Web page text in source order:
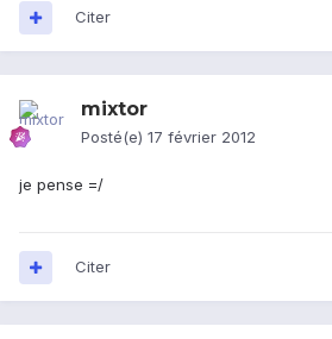
Citer
mixtor
Posté(e) 17 février 2012
je pense =/
Citer